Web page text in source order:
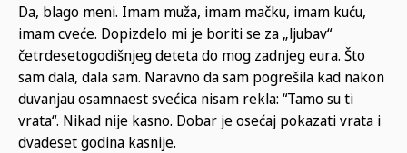
Da, blago meni. Imam muža, imam mačku, imam kuću,
imam cveće. Dopizdelo mi je boriti se za „ljubav“
četrdesetogodišnjeg deteta do mog zadnjeg eura. Što
sam dala, dala sam. Naravno da sam pogrešila kad nakon
duvanjau osamnaest svećica nisam rekla: “Tamo su ti
vrata“. Nikad nije kasno. Dobar je osećaj pokazati vrata i
dvadeset godina kasnije.